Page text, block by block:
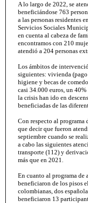
A lo largo de 2022, se
beneficiándose 763
a las personas residentes
Servicios Sociales
en cuenta al cabeza de
encontramos con 210
atendió a 204 personas
Los ámbitos de
siguientes: vivienda
higiene y becas de
casi 34.000 euros, un
la crisis han ido en
beneficiadas de las
Con respecto al programa
que decir que fueron
septiembre cuando se
a cabo las siguientes
transporte (112) y
más que en 2021.
En cuanto al programa de
beneficiaron de los pisos
colombianas, dos
beneficiaron 13